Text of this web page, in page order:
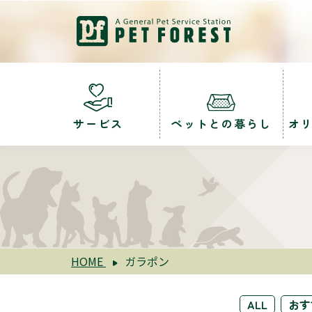
サービス ペットとの暮らし オ
HOME ガラポン
ALL お